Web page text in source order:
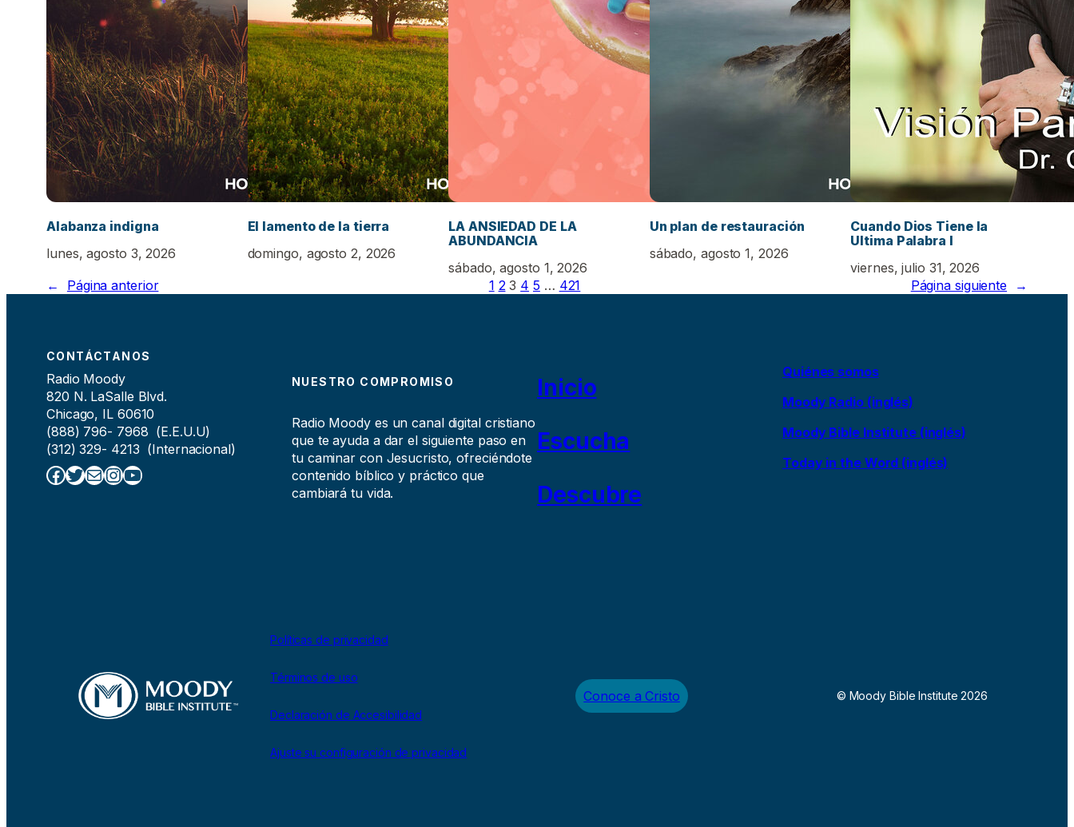
Alabanza indigna
lunes, agosto 3, 2026
El lamento de la tierra
domingo, agosto 2, 2026
LA ANSIEDAD DE LA
ABUNDANCIA
sábado, agosto 1, 2026
Un plan de restauración
sábado, agosto 1, 2026
Cuando Dios Tiene la
Ultima Palabra I
viernes, julio 31, 2026
←
Página anterior 1 2 3 4 5 … 421 Página siguiente →
CONTÁCTANOS
Radio Moody
820 N. LaSalle Blvd.
Chicago, IL 60610
(888) 796- 7968 (E.E.U.U)
(312) 329- 4213 (Internacional)
Facebook Twitter Correo electrónico InstagramYouTube
NUESTRO COMPROMISO
Radio Moody es un canal digital cristiano
que te ayuda a dar el siguiente paso en
tu caminar con Jesucristo, ofreciéndote
contenido bíblico y práctico que
cambiará tu vida.
Inicio
Escucha
Descubre
Quiénes somos
Moody Radio (inglés)
Moody Bible Institute (inglés)
Today in the Word (inglés)
Políticas de privacidad
Términos de uso
Declaración de Accesibilidad
Ajuste su configuración de privacidad
Conoce a Cristo © Moody Bible Institute 2026